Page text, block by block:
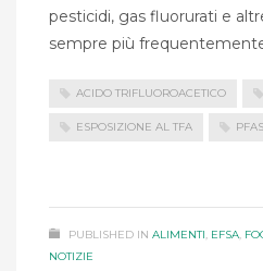
pesticidi, gas fluorurati e
sempre più
ACIDO TRIFLUOROACETICO
ESPOSIZIONE AL TFA PFAS
PUBLISHED IN ALIMENTI, EFSA,
NOTIZIE